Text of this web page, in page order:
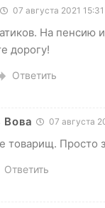
07 августа 2021 15:31
На пенсию
дорогу!
Ответить
Вова 07 августа
товарищ. Просто
Ответить